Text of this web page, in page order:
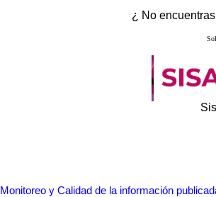
¿ No
Monitoreo y Calidad de la información